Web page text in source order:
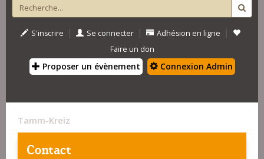
S'inscrire | Se connecter | Adhésion en ligne |
Faire un don
Proposer un évènement Connexion Admin
Tamm-Kreiz
Contact